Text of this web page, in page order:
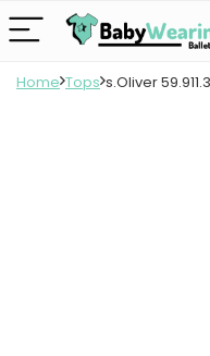
Home Tops s.Oliver